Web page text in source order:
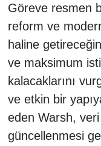
Göreve resmen
reform ve
haline
ve maksimum
kalacaklarını
ve etkin bir
eden Warsh,
güncellenmesi